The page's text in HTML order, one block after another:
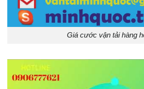
Giá cước vận tải hàng